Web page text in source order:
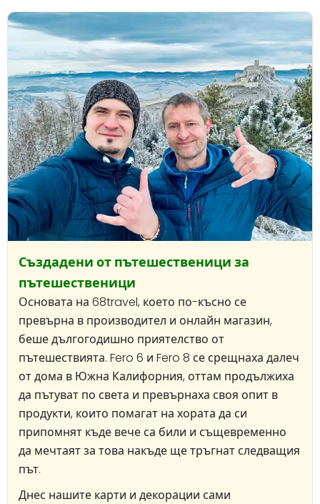
Създадени от пътешественици за
пътешественици
Основата на 68travel, което по-късно се
превърна в производител и онлайн магазин,
беше дългогодишно приятелство от
пътешествията. Fero 6 и Fero 8 се срещнаха далеч
от дома в Южна Калифорния, оттам продължиха
да пътуват по света и превърнаха своя опит в
продукти, които помагат на хората да си
припомнят къде вече са били и същевременно
да мечтаят за това накъде ще тръгнат следващия
път.
Днес нашите карти и декорации сами